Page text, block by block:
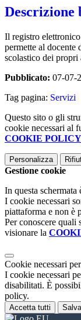
Descrizione
Il registro
permette al docente
scolastico dei propri
Pubblicato: 07-07-
Tag pagina: Servizi
Questo sito o gli
cookie necessari al
COOKIE POLICY
Personalizza
Gestione cookie
In questa
I cookie necessari
piattaforma e non è
Per conoscere quali
visionare la
Cookie necessari
I cookie necessari
disabilitati. È
policy.
Accetta tutti